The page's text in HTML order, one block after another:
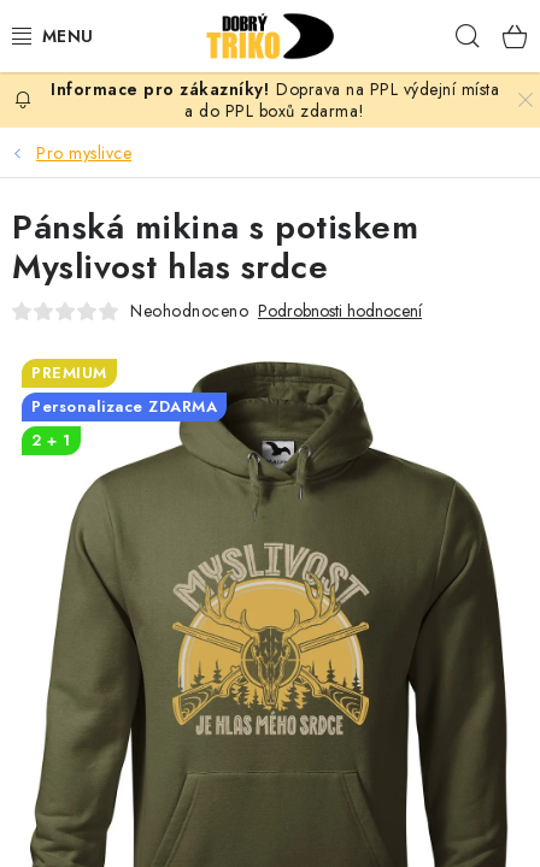
na
PRO ŽENY
PRO MUŽE
PRO DĚTI
DOPLŇKY
PRO PÁRY
VLASTNÍ MOTIV
MIKINY
OKAMŽITĚ K ODBĚRU
B2B
MÁM SRDCE POMÁHÁM
VÁNOCE
PROVIZNÍ SYSTÉM
Doprava na PPL výdejní místa
a do PPL boxů zdarma!
Pro myslivce
Pánská mikina s potiskem
Myslivost hlas srdce
Neohodnoceno Podrobnosti hodnocení
PREMIUM
Personalizace ZDARMA
2 + 1